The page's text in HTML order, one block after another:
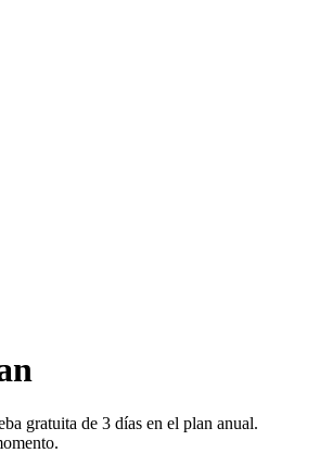
gratuita de 3 días en el plan anual.